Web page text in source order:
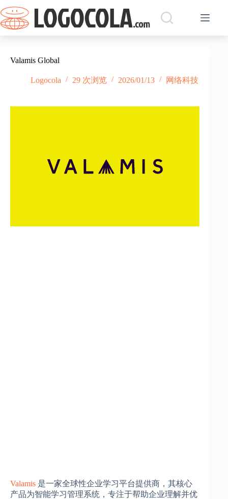
过
内
容
Valamis Global
Logocola 29 次浏览 2026/01/13 网络科技
Valamis 是一家全球性企业学习平台提供商，其核心
产品为智能学习管理系统，专注于帮助企业理解并优